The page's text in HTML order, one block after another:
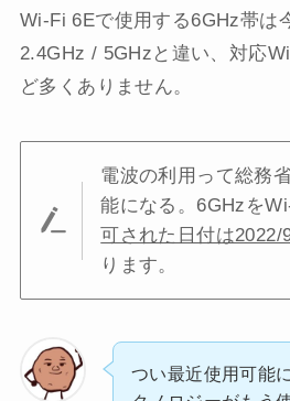
Wi-Fi 6Eで使用する6GHz帯は
2.4GHz / 5GHzと違い、対応
ど多くありません。
電波の利用って総務
能になる。6GHzを
可された日付は2022/
ります。
つい最近使用可能